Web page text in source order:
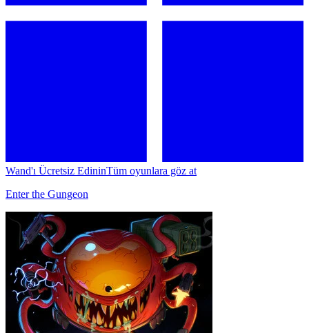
Wand'ı Ücretsiz EdininTüm oyunlara göz at
Enter the Gungeon